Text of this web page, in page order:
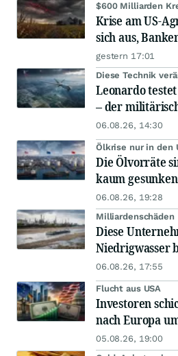
$600 Milliarden
Krise am US-
sich aus,
gestern 17:01
Diese Technik
Leonardo
– der
06.08.26, 14:30
Ölkrise nur in den
Die Ölvorräte
kaum gesunken
06.08.26, 19:28
Milliardenschäden
Diese
Niedrigwasser
06.08.26, 17:55
Flucht aus USA
Investoren
nach Europa
05.08.26, 19:00